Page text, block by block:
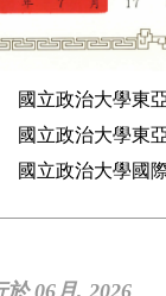
國立政治大學東
國立政治大學東
國立政治大學國
06月, 2026